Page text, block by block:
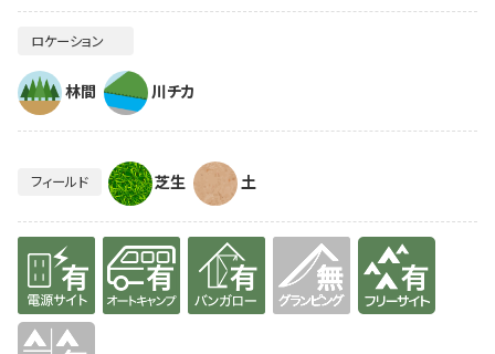
ロケーション
林間 川チカ
フィールド 芝生 土
有り 有り 有り 有り
無